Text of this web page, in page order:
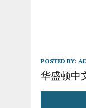
POSTED BY:
华盛顿中